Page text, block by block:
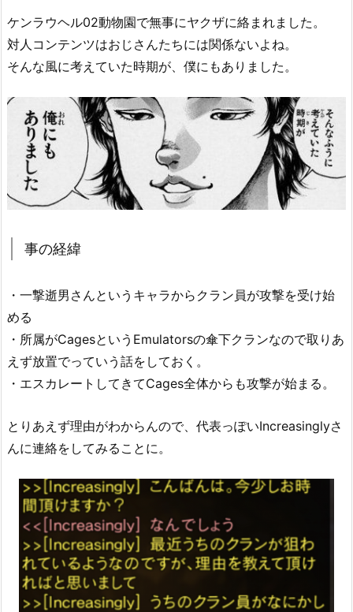
ケンラウヘル02動物園で無事にヤクザに絡まれました。
対人コンテンツはおじさんたちには関係ないよね。
そんな風に考えていた時期が、僕にもありました。
事の経緯
・一撃逝男さんというキャラからクラン員が攻撃を受け始
める
・所属がCagesというEmulatorsの傘下クランなので取りあ
えず放置でっていう話をしておく。
・エスカレートしてきてCages全体からも攻撃が始まる。
とりあえず理由がわからんので、代表っぽいIncreasinglyさ
んに連絡をしてみることに。